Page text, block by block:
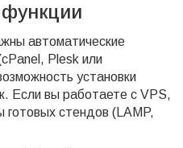
автоматические
Plesk или
установки
Если вы работаете с VPS,
готовых стендов (LAMP,